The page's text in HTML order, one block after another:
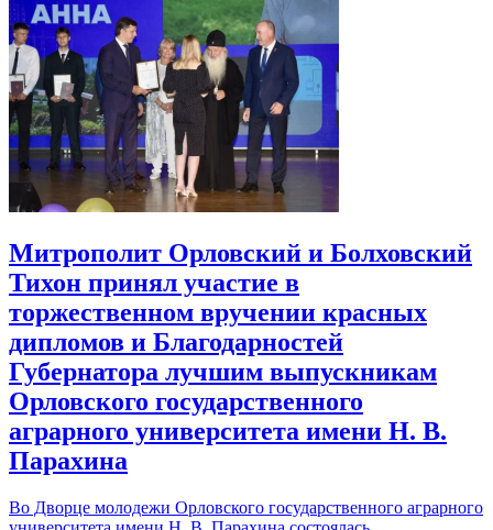
Митрополит Орловский и Болховский
Тихон принял участие в
торжественном вручении красных
дипломов и Благодарностей
Губернатора лучшим выпускникам
Орловского государственного
аграрного университета имени Н. В.
Парахина
Во Дворце молодежи Орловского государственного аграрного